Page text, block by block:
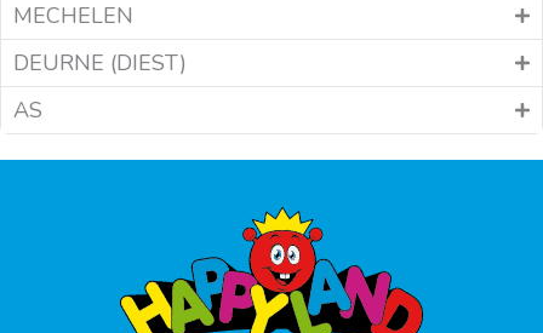
MECHELEN
DEURNE (DIEST)
AS